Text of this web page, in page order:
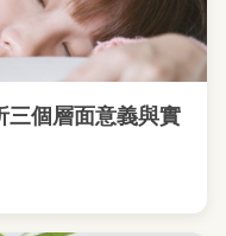
三個層面意義與實